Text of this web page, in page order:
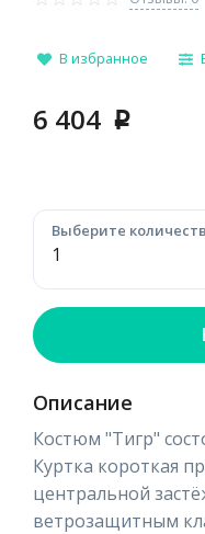
В избранное
6 404 p
Выберите
Описание
Костюм "Тигр"
Куртка короткая
центральной
ветрозащитным